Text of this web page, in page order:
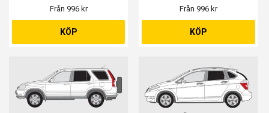
Från 996 kr
KÖP
Från 996 kr
KÖP